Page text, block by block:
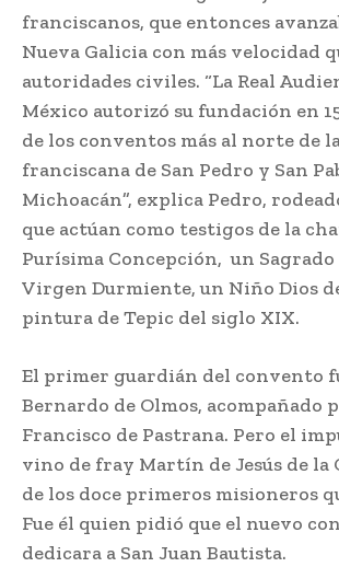
franciscanos, que entonces
Nueva Galicia con más velocidad
autoridades civiles. “La Real
México autorizó su fundación en
de los conventos más al norte de
franciscana de San Pedro y San
Michoacán”, explica Pedro,
que actúan como testigos de la
Purísima Concepción, un Sagrado
Virgen Durmiente, un Niño Dios
pintura de Tepic del siglo XIX.
El primer guardián del convento
Bernardo de Olmos, acompañado
Francisco de Pastrana. Pero el
vino de fray Martín de Jesús de la
de los doce primeros misioneros
Fue él quien pidió que el nuevo
dedicara a San Juan Bautista.